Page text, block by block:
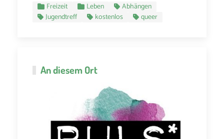
Freizeit Leben
Abhängen
Jugendtreff
kostenlos queer
An diesem Ort